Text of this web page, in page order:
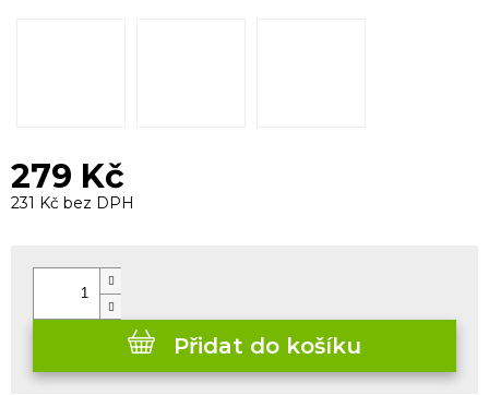
279 Kč
231 Kč bez DPH
Přidat do košíku